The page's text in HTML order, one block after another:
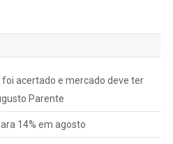
foi acertado e mercado deve ter
Parente
14% em agosto